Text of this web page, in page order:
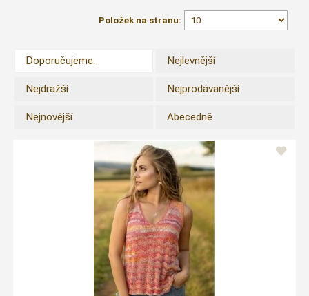
Položek na stranu:
Doporučujeme. Nejlevnější
Nejdražší Nejprodávanější
Nejnovější Abecedně